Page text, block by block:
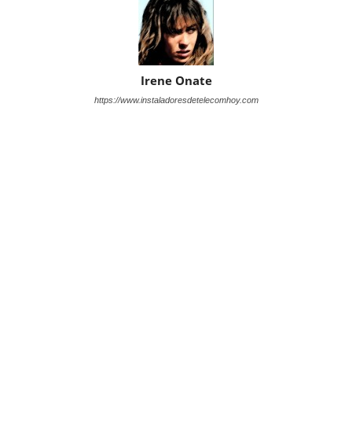
Irene Onate
https://www.instaladoresdetelecomhoy.com